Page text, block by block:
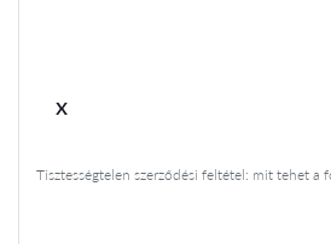
x
Tisztességtelen szerződési feltétel: mit tehet a